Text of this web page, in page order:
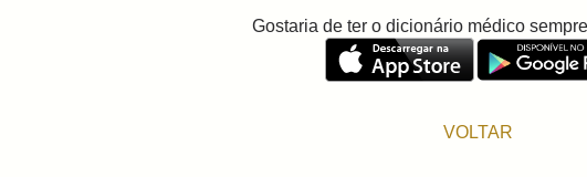
Gostaria de ter o dicionário médico
VOLTAR